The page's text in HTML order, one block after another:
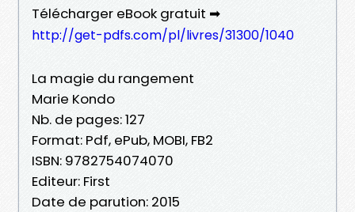
Télécharger eBook gratuit ➡
http://get-pdfs.com/pl/livres/31300/1040
La magie du rangement
Marie Kondo
Nb. de pages: 127
Format: Pdf, ePub, MOBI, FB2
ISBN: 9782754074070
Editeur: First
Date de parution: 2015